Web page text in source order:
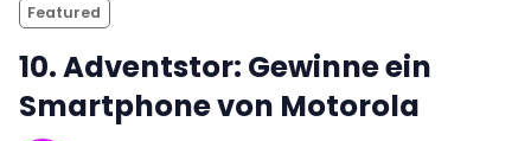
Featured
10. Adventstor: Gewinne ein
Smartphone von Motorola